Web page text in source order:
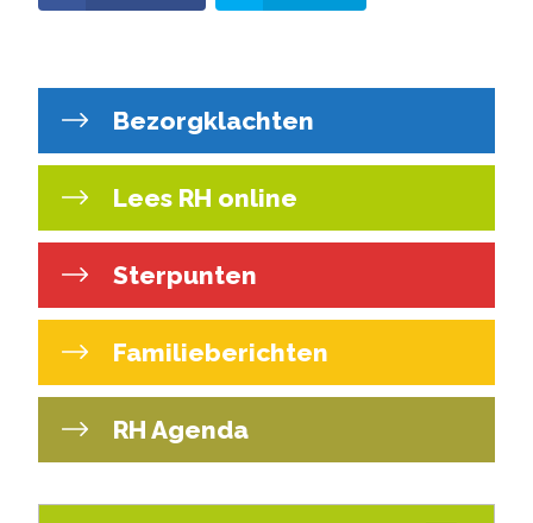
Bezorgklachten
Lees RH online
Sterpunten
Familieberichten
RH Agenda